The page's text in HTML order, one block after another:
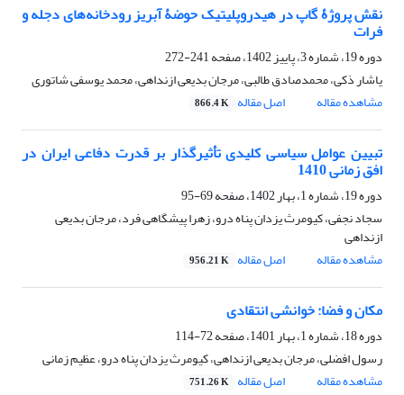
نقش پروژۀ گاپ در هیدروپلیتیک حوضۀ آبریز رودخانه‌های دجله و
فرات
دوره 19، شماره 3، پاییز 1402، صفحه
241-272
یاشار ذکی، محمدصادق طالبی، مرجان بدیعی ازنداهی، محمد یوسفی شاتوری
مشاهده مقاله
اصل مقاله 866.4 K
تبیین عوامل سیاسی کلیدی تأثیرگذار بر قدرت دفاعی ایران در
افق زمانی 1410
دوره 19، شماره 1، بهار 1402، صفحه
69-95
سجاد نجفی، کیومرث یزدان پناه درو، زهرا پیشگاهی فرد، مرجان بدیعی
ازنداهی
مشاهده مقاله
اصل مقاله 956.21 K
مکان و فضا: خوانشی انتقادی
دوره 18، شماره 1، بهار 1401، صفحه
72-114
رسول افضلی، مرجان بدیعی ازنداهی، کیومرث یزدان پناه درو، عظیم زمانی
مشاهده مقاله
اصل مقاله 751.26 K